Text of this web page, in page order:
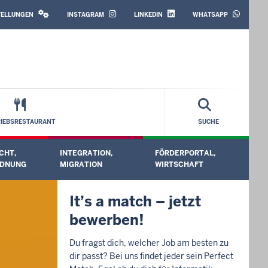
MEDIA
INSTAGRAM LINKEDIN WHATSAPP
SUCHE
öffnen Untermenü öffnen
INTEGRATION,
MIGRATION
Untermenü öffnen
FÖRDERPORTAL,
WIRTSCHAFT
It’s a match – jetzt
bewerben!
Du fragst dich, welcher Job am besten zu
dir passt? Bei uns findet jeder sein Perfect